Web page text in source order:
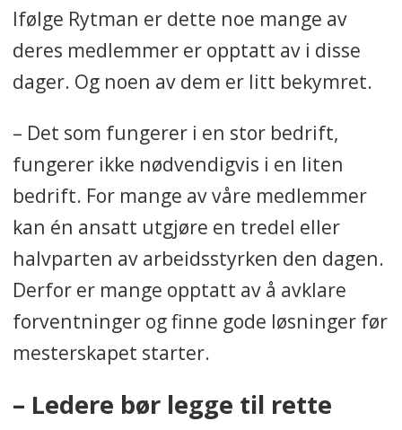
Ifølge Rytman er dette noe mange av
deres medlemmer er opptatt av i disse
dager. Og noen av dem er litt bekymret.
– Det som fungerer i en stor bedrift,
fungerer ikke nødvendigvis i en liten
bedrift. For mange av våre medlemmer
kan én ansatt utgjøre en tredel eller
halvparten av arbeidsstyrken den dagen.
Derfor er mange opptatt av å avklare
forventninger og finne gode løsninger før
mesterskapet starter.
– Ledere bør legge til rette